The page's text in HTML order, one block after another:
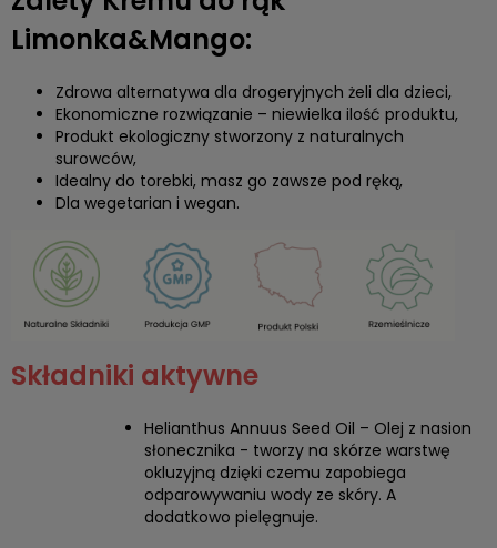
Limonka&Mango:
Zdrowa alternatywa dla drogeryjnych żeli dla dzieci,
Ekonomiczne rozwiązanie – niewielka ilość produktu,
Produkt ekologiczny stworzony z naturalnych
surowców,
Idealny do torebki, masz go zawsze pod ręką,
Dla wegetarian i wegan.
Składniki aktywne
Helianthus Annuus Seed Oil – Olej z nasion
słonecznika - tworzy na skórze warstwę
okluzyjną dzięki czemu zapobiega
odparowywaniu wody ze skóry. A
dodatkowo pielęgnuje.